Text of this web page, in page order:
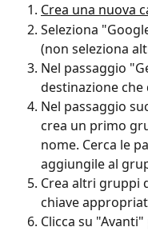
Crea una nuova
Seleziona
(non seleziona
Nel passaggio
destinazione
Nel passaggio
crea un primo
nome. Cerca le
aggiungile al
Crea altri gruppi
chiave
Clicca su